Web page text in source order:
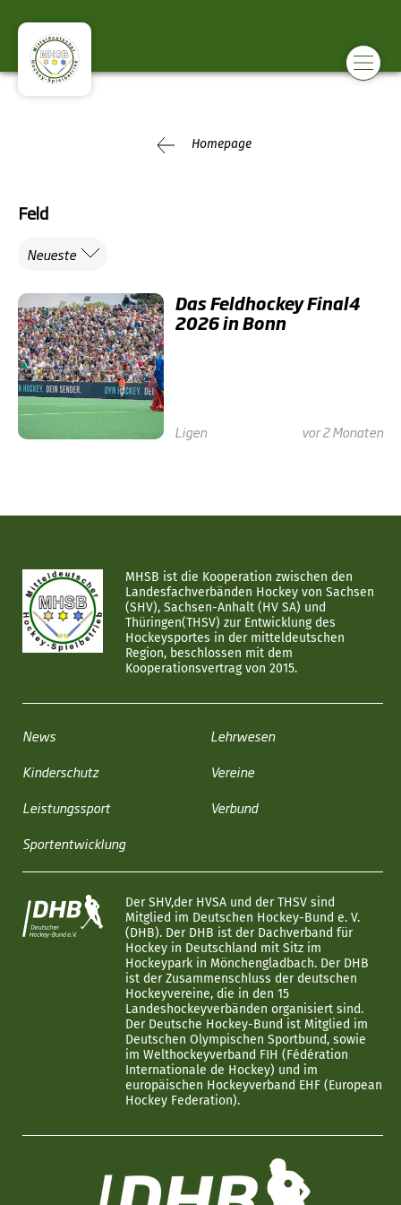
Homepage
Feld
Neueste
Das Feldhockey Final4
2026 in Bonn
Ligen vor 2 Monaten
MHSB ist die Kooperation zwischen den
Landesfachverbänden Hockey von Sachsen
(SHV), Sachsen-Anhalt (HV SA) und
Thüringen(THSV) zur Entwicklung des
Hockeysportes in der mitteldeutschen
Region, beschlossen mit dem
Kooperationsvertrag von 2015.
News
Kinderschutz
Leistungssport
Sportentwicklung
Lehrwesen
Vereine
Verbund
Der SHV,der HVSA und der THSV sind
Mitglied im Deutschen Hockey-Bund e. V.
(DHB). Der DHB ist der Dachverband für
Hockey in Deutschland mit Sitz im
Hockeypark in Mönchengladbach. Der DHB
ist der Zusammenschluss der deutschen
Hockeyvereine, die in den 15
Landeshockeyverbänden organisiert sind.
Der Deutsche Hockey-Bund ist Mitglied im
Deutschen Olympischen Sportbund, sowie
im Welthockeyverband FIH (Fédération
Internationale de Hockey) und im
europäischen Hockeyverband EHF (European
Hockey Federation).